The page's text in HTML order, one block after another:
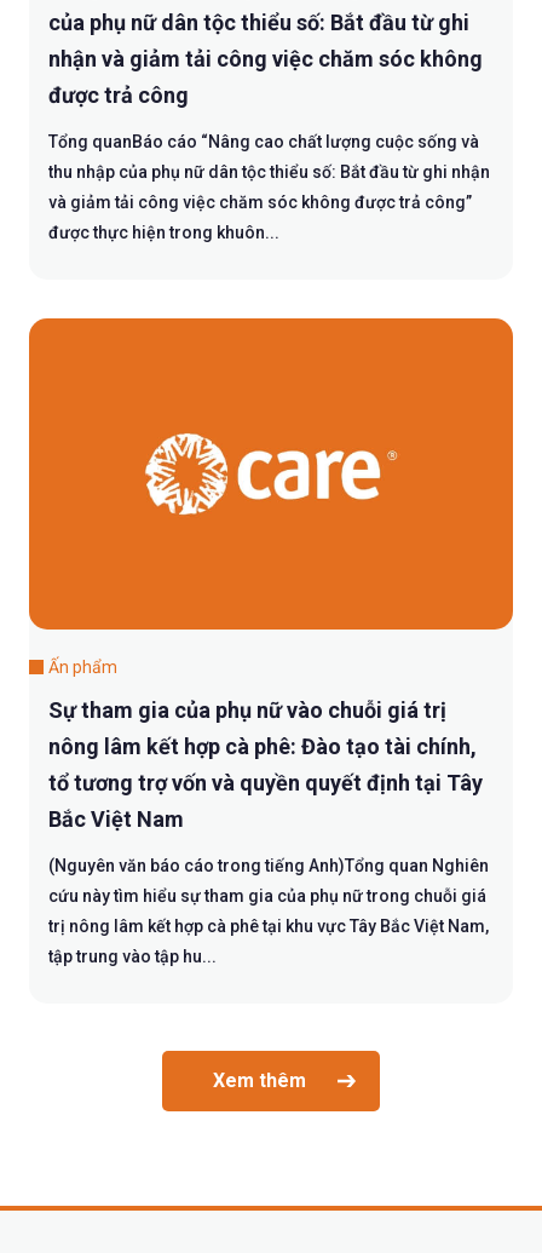
của phụ nữ dân tộc thiểu số: Bắt đầu từ ghi
nhận và giảm tải công việc chăm sóc không
được trả công
Tổng quanBáo cáo “Nâng cao chất lượng cuộc sống và
thu nhập của phụ nữ dân tộc thiểu số: Bắt đầu từ ghi nhận
và giảm tải công việc chăm sóc không được trả công”
được thực hiện trong khuôn...
Ấn phẩm
Sự tham gia của phụ nữ vào chuỗi giá trị
nông lâm kết hợp cà phê: Đào tạo tài chính,
tổ tương trợ vốn và quyền quyết định tại Tây
Bắc Việt Nam
(Nguyên văn báo cáo trong tiếng Anh)Tổng quan Nghiên
cứu này tìm hiểu sự tham gia của phụ nữ trong chuỗi giá
trị nông lâm kết hợp cà phê tại khu vực Tây Bắc Việt Nam,
tập trung vào tập hu...
Xem thêm